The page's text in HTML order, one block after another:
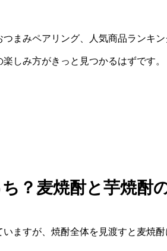
まみペアリング、人気商品ランキン
しみ方がきっと見つかるはずです。
？麦焼酎と芋焼酎
ますが、焼酎全体を見渡すと麦焼